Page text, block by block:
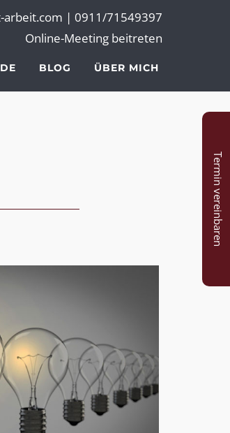
arbeit.com | 0911/71549397
Online-Meeting beitreten
BLOG ÜBER MICH
Termin vereinbaren